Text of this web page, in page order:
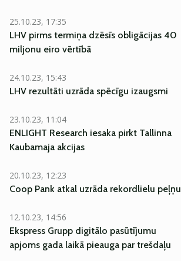
25.10.23, 17:35
LHV pirms termiņa dzēsīs obligācijas 40
miljonu eiro vērtībā
24.10.23, 15:43
LHV rezultāti uzrāda spēcīgu izaugsmi
23.10.23, 11:04
ENLIGHT Research iesaka pirkt Tallinna
Kaubamaja akcijas
20.10.23, 12:23
Coop Pank atkal uzrāda rekordlielu peļņu
12.10.23, 14:56
Ekspress Grupp digitālo pasūtījumu
apjoms gada laikā pieauga par trešdaļu